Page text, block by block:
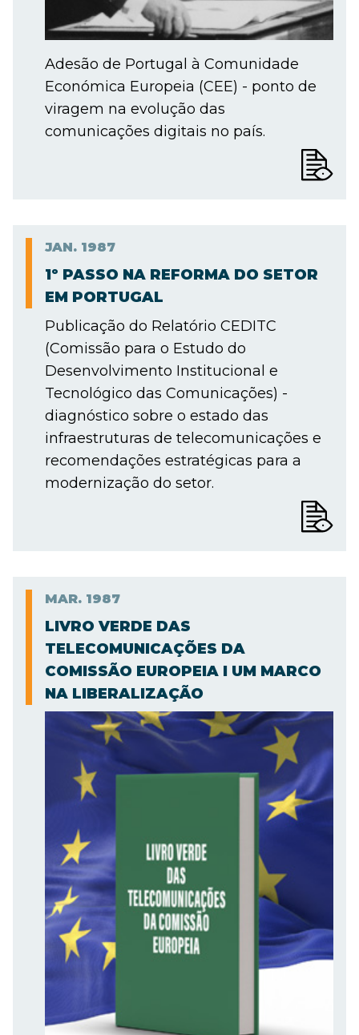
Adesão de Portugal à Comunidade
Económica Europeia (CEE) - ponto de
viragem na evolução das
comunicações digitais no país.
JAN. 1987
1º PASSO NA REFORMA DO SETOR
EM PORTUGAL
Publicação do Relatório CEDITC
(Comissão para o Estudo do
Desenvolvimento Institucional e
Tecnológico das Comunicações) -
diagnóstico sobre o estado das
infraestruturas de telecomunicações e
recomendações estratégicas para a
modernização do setor.
MAR. 1987
LIVRO VERDE DAS
TELECOMUNICAÇÕES DA
COMISSÃO EUROPEIA I UM MARCO
NA LIBERALIZAÇÃO